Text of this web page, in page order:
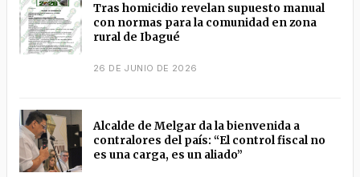
Tras homicidio revelan supuesto manual
con normas para la comunidad en zona
rural de Ibagué
26 DE JUNIO DE 2026
Alcalde de Melgar da la bienvenida a
contralores del país: “El control fiscal no
es una carga, es un aliado”